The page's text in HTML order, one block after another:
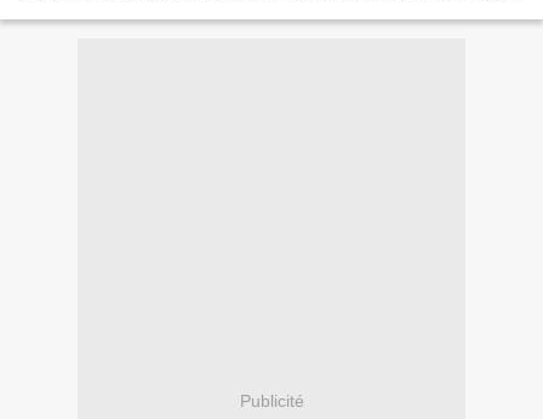
Publicité